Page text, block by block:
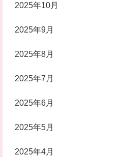
2025年10月
2025年9月
2025年8月
2025年7月
2025年6月
2025年5月
2025年4月